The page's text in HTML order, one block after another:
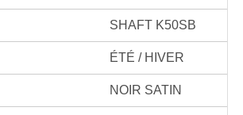
SHAFT K50SB
ÉTÉ / HIVER
NOIR SATIN